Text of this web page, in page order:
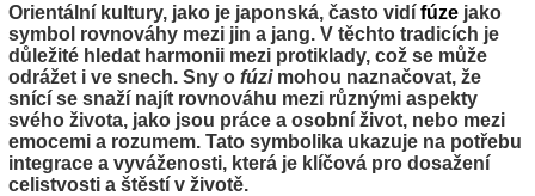
Orientální kultury, jako je japonská, často vidí fúze jako
symbol rovnováhy mezi jin a jang. V těchto tradicích je
důležité hledat harmonii mezi protiklady, což se může
odrážet i ve snech. Sny o fúzimohou naznačovat, že
snící se snaží najít rovnováhu mezi různými aspekty
svého života, jako jsou práce a osobní život, nebo mezi
emocemi a rozumem. Tato symbolika ukazuje na potřebu
integrace a vyváženosti, která je klíčová pro dosažení
celistvosti a štěstí v životě.